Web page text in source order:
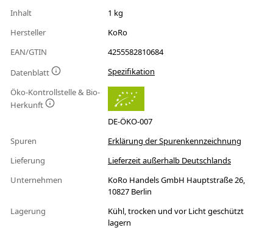
Inhalt
1 kg
Hersteller
KoRo
EAN/GTIN
4255582810684
Datenblatt
Spezifikation
Öko-Kontrollstelle & Bio-
Herkunft
DE-ÖKO-007
Spuren
Erklärung der Spurenkennzeichnung
Lieferung
Lieferzeit außerhalb Deutschlands
Unternehmen
KoRo Handels GmbH Hauptstraße 26,
10827 Berlin
Lagerung
Kühl, trocken und vor Licht geschützt
lagern